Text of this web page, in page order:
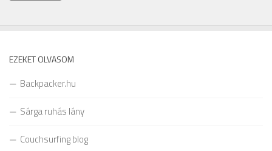
EZEKET OLVASOM
Backpacker.hu
Sárga ruhás lány
Couchsurfing blog